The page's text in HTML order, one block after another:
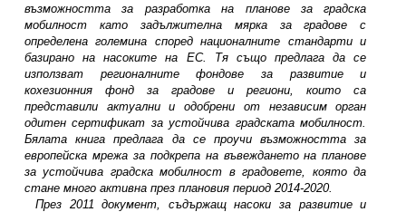
възможността за разработка на планове за градска
мобилност като задължителна мярка за градове с
определена големина според националните стандарти и
базирано на насоките на ЕС. Тя също предлага да се
използват регионалните фондове за развитие и
кохезионния фонд за градове и региони, които са
представили актуални и одобрени от независим орган
одитен сертификат за устойчива градската мобилност.
Бялата книга предлага да се проучи възможността за
европейска мрежа за подкрепа на въвеждането на планове
за устойчива градска мобилност в градовете, която да
стане много активна през плановия период 2014-2020.
През 2011 документ, съдържащ насоки за развитие и